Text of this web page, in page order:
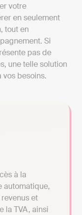
votre
en seulement
tout en
Si
pas de
une telle solution
besoins.
à la
automatique,
et
la TVA, ainsi